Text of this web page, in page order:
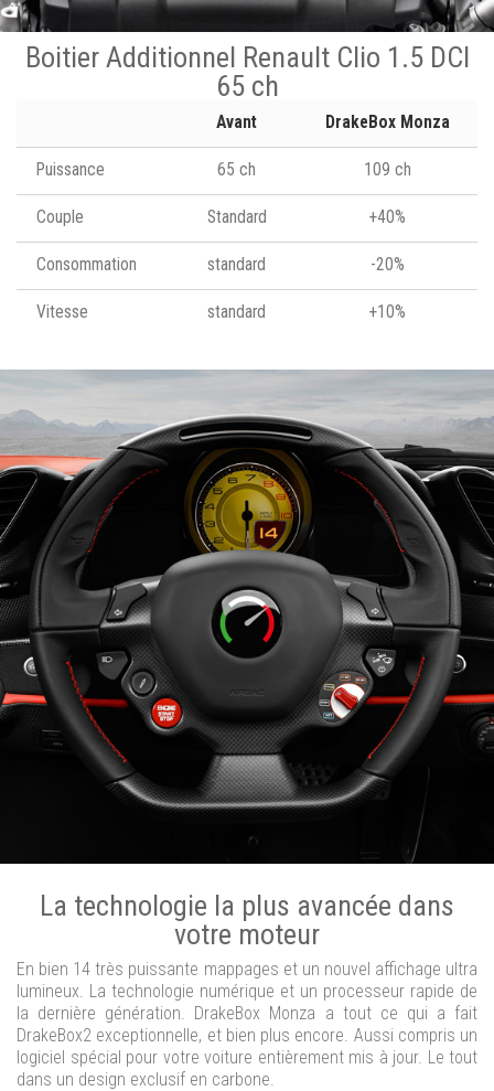
Boitier Additionnel Renault Clio 1.5 DCI
65 ch
Avant DrakeBox Monza
Puissance 65 ch 109 ch
Couple Standard +40%
Consommation standard -20%
Vitesse standard +10%
La technologie la plus avancée dans
votre moteur
En bien 14 très puissante mappages et un nouvel affichage ultra
lumineux. La technologie numérique et un processeur rapide de
la dernière génération. DrakeBox Monza a tout ce qui a fait
DrakeBox2 exceptionnelle, et bien plus encore. Aussi compris un
logiciel spécial pour votre voiture entièrement mis à jour. Le tout
dans un design exclusif en carbone.